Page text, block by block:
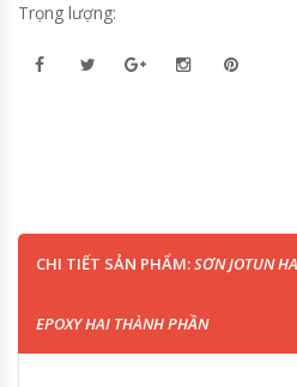
Trọng lượng:
CHI TIẾT SẢN PHẨM:SƠN JOTUN
EPOXY HAI THÀNH PHẦN